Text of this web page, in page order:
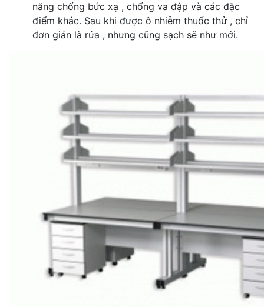
năng chống bức xạ , chống va đập và các đặc
điểm khác. Sau khi được ô nhiễm thuốc thử , chỉ
đơn giản là rửa , nhưng cũng sạch sẽ như mới.